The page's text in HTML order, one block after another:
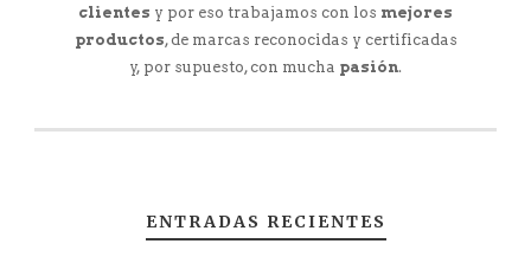
clientes y por eso trabajamos con los mejores
productos, de marcas reconocidas y certificadas
y, por supuesto, con mucha pasión.
ENTRADAS RECIENTES